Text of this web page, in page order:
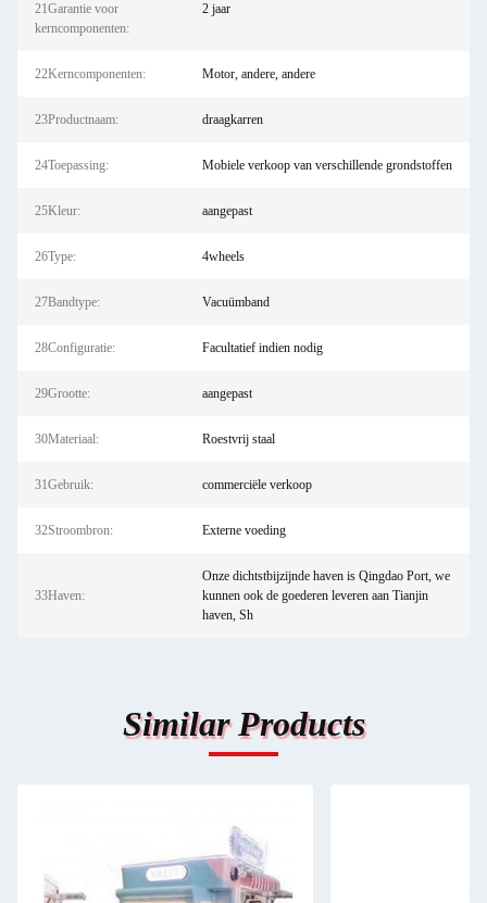
21Garantie voor
kerncomponenten:
2 jaar
22Kerncomponenten: Motor, andere, andere
23Productnaam: draagkarren
24Toepassing: Mobiele verkoop van verschillende grondstoffen
25Kleur: aangepast
26Type: 4wheels
27Bandtype: Vacuümband
28Configuratie: Facultatief indien nodig
29Grootte: aangepast
30Materiaal: Roestvrij staal
31Gebruik: commerciële verkoop
32Stroombron: Externe voeding
33Haven:
Onze dichtstbijzijnde haven is Qingdao Port, we
kunnen ook de goederen leveren aan Tianjin
haven, Sh
Similar Products